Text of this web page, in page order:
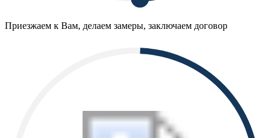
Приезжаем к Вам, делаем замеры, заключаем договор